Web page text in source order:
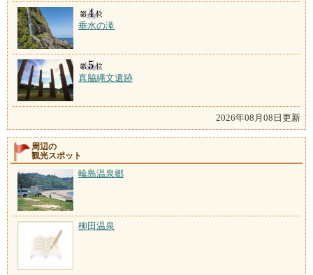
垂水の滝
真脇縄文遺跡
2026年08月08日更新
周辺の
観光スポット
輪島温泉郷
柳田温泉